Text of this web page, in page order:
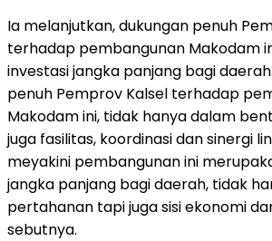
Ia melanjutkan, dukungan penuh
terhadap pembangunan Makodam
investasi jangka panjang bagi
penuh Pemprov Kalsel terhadap
Makodam ini, tidak hanya dalam
juga fasilitas, koordinasi dan sinergi
meyakini pembangunan ini
jangka panjang bagi daerah, tidak
pertahanan tapi juga sisi ekonomi
sebutnya.